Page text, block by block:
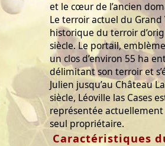
et le cœur de l’ancien
Le terroir actuel du
historique du terroir
siècle. Le portail,
un clos d’environ 55 ha
délimitant son terroir et
Julien jusqu’au Château
siècle, Léoville las Cases
représentée
seul propriétaire.
Caractéristiques